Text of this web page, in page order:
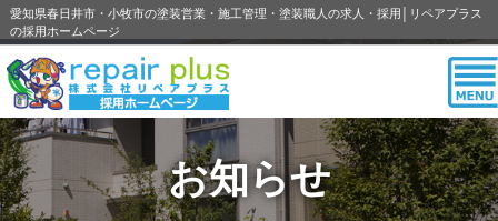
愛知県春日井市・小牧市の塗装営業・施工管理・塗装職人の求人・採用│リペアプラス
の採用ホームページ
お知らせ